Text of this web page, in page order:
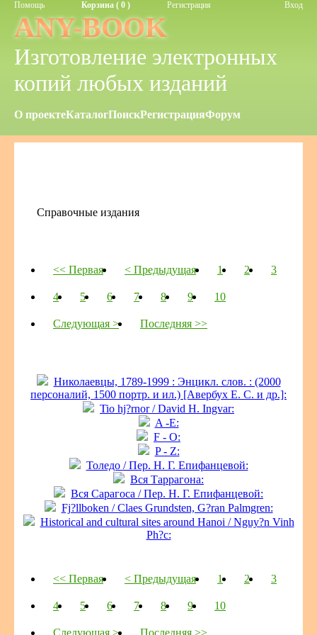
Помощь Корзина ( 0 ) Регистрация Вход
ANY-BOOK
Изготовление электронных
копий любых изданий
О проектеКаталогПоискРегистрацияФорум
Справочные издания
<< Первая < Предыдущая 1 2 3
4 5 6 7 8 9 10
Следующая > Последняя >>
Николаевцы, 1789-1999 : Энцикл. слов. : (2000
персоналий, 1500 портр. и ил.) [Авербух Е. С. и др.]:
Tio hj?rnor / David H. Ingvar:
A -E:
F - O:
P - Z:
Толедо / Пер. Н. Г. Епифанцевой:
Вся Таррагона:
Вся Сарагоса / Пер. Н. Г. Епифанцевой:
Fj?llboken / Claes Grundsten, G?ran Palmgren:
Historical and cultural sites around Hanoi / Nguy?n Vinh
Ph?c:
<< Первая < Предыдущая 1 2 3
4 5 6 7 8 9 10
Следующая > Последняя >>